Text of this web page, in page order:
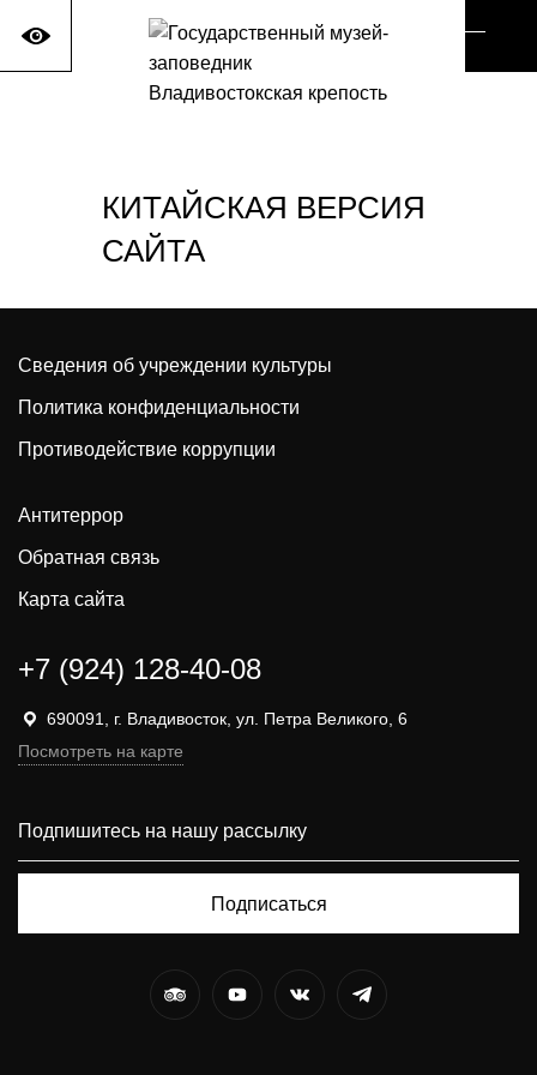
КИТАЙСКАЯ ВЕРСИЯ
САЙТА
Сведения об учреждении культуры
Политика конфиденциальности
Противодействие коррупции
Антитеррор
Обратная связь
Карта сайта
+7 (924) 128-40-08
690091, г. Владивосток, ул. Петра Великого, 6
Посмотреть на карте
Подписаться